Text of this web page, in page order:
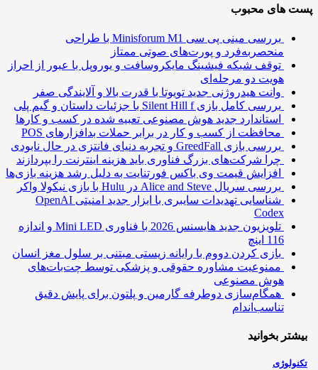
پست های محبوب
بررسی مینی پی ‌سی Minisforum M1 با طراحی
منحصربه‌فرد و پورت‌های صوتی ممتاز
توقف شبکه فیشینگ مایکروسافت و یوروپل با عبور از احراز
هویت دو مرحله‌ای
وانت هیدروژنی جدید تویوتا با قدرت بالا و آلایندگی صفر
بررسی کامل بازی Silent Hill f با جزئیات داستان و گیم پلی
استاندارد جدید هوش مصنوعی تعبیه شده در کسب و کارها
محافظت از کسب و کار در برابر حملات بدافزارهای POS
بررسی بازی GreedFall و تجربه دنیای فانتزی در حال نابودی
چرا شرکت‌های بزرگ فناوری باید هزینه اینترنت را بپردازند
افزایش قیمت وی باکس فورتنایت به دلیل رشد هزینه بازی‌ها
بررسی سریال Alice and Steve در Hulu با بازی نیکولا واکر
شناسایی تهدیدات سایبری با ابزار جدید امنیتی OpenAI
Codex
تلویزیون جدید هایسنس 2026 با فناوری Mini LED و اندازه
116 اینچ
بازی کردن دووم با رایانه زیستی مبتنی بر سلول مغز انسان
ممنوعیت مشاوره حقوقی و پزشکی توسط چت‌بات‌های
هوش مصنوعی
همگام‌سازی دوطرفه گارمین و پلتون برای پایش دقیق
تناسب‌اندام
بیشتر بخوانید
تکنولوژی